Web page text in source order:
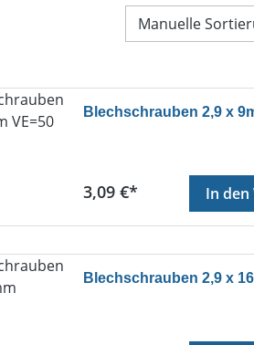
Blechschrauben 2,9 x
Regulärer Preis:
3,09 €* In
Blechschrauben 2,9 x